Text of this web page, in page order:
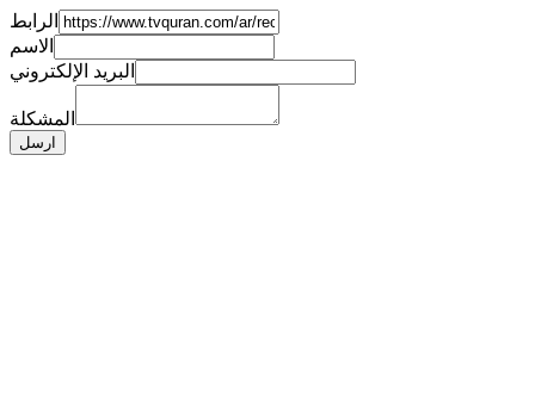
الرابط
الاسم
البريد الإلكتروني
المشكلة
ارسل